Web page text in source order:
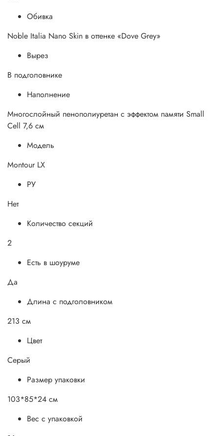
Обивка
Noble Italia Nano Skin в оттенке «Dove Grey»
Вырез
В подголовнике
Наполнение
Многослойный пенополиуретан с эффектом памяти Small
Cell 7,6 см
Модель
Montour LX
РУ
Нет
Количество секций
2
Есть в шоуруме
Да
Длина с подголовником
213 см
Цвет
Серый
Размер упаковки
103*85*24 см
Вес с упаковкой